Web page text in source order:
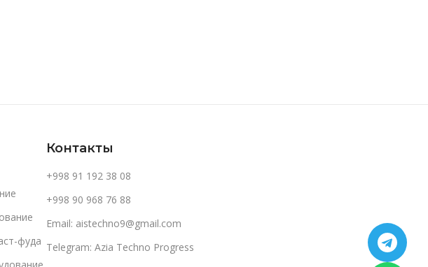
фуда
Контакты
+998 91 192 38 08
+998 90 968 76 88
Email: aistechno9@gmail.com
Telegram: Azia Techno Progress